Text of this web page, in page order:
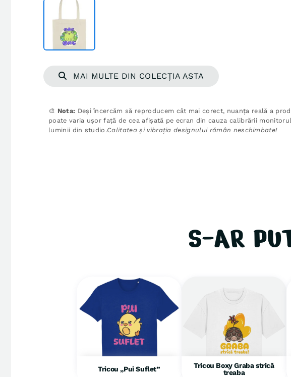
MAI MULTE DIN COLECȚIA ASTA
🎨 Nota: Deși încercăm să reproducem cât mai corect, nuanța reală a
poate varia ușor față de cea afișată pe ecran din cauza calibrării
luminii din studio.Calitatea și vibrația designului rămân neschimbate!
S-AR
Tricou „Pui Suflet”
Tricou Boxy Graba strică
treaba